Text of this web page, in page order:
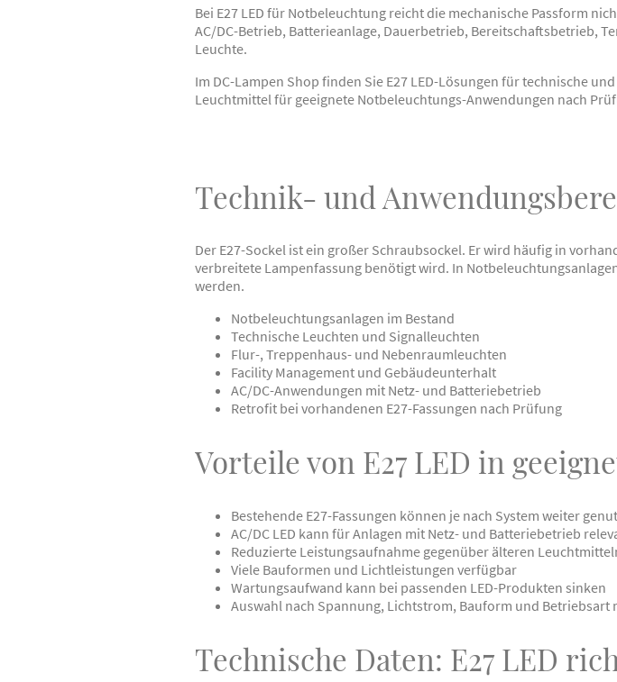
Bei E27 LED für Notbeleuchtung reicht die mechanische Passform
AC/DC-Betrieb, Batterieanlage, Dauerbetrieb, Bereitschaftsbetrieb,
Leuchte.
Im DC-Lampen Shop finden Sie E27 LED-Lösungen für technische
Leuchtmittel für geeignete Notbeleuchtungs-Anwendungen nach
Technik- und
Der E27-Sockel ist ein großer Schraubsockel. Er wird häufig in
verbreitete Lampenfassung benötigt wird. In
werden.
Notbeleuchtungsanlagen im Bestand
Technische Leuchten und Signalleuchten
Flur-, Treppenhaus- und Nebenraumleuchten
Facility Management und Gebäudeunterhalt
AC/DC-Anwendungen mit Netz- und Batteriebetrieb
Retrofit bei vorhandenen E27-Fassungen nach Prüfung
Vorteile von E27 LED in
Bestehende E27-Fassungen können je nach System weiter
AC/DC LED kann für Anlagen mit Netz- und Batteriebetrieb
Reduzierte Leistungsaufnahme gegenüber älteren
Viele Bauformen und Lichtleistungen verfügbar
Wartungsaufwand kann bei passenden LED-Produkten sinken
Auswahl nach Spannung, Lichtstrom, Bauform und Betriebsart
Technische Daten: E27 LED